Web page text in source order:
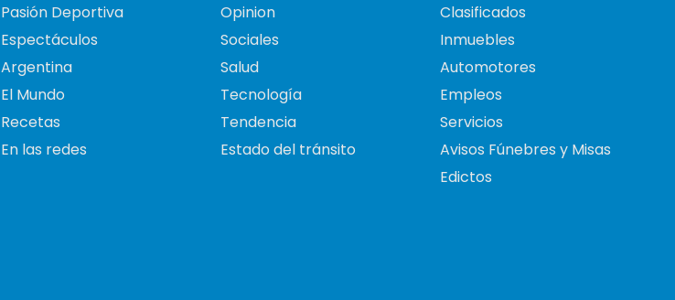
Pasión Deportiva
Espectáculos
Argentina
El Mundo
Recetas
En las redes
Opinion
Sociales
Salud
Tecnología
Tendencia
Estado del tránsito
Clasificados
Inmuebles
Automotores
Empleos
Servicios
Avisos Fúnebres y Misas
Edictos